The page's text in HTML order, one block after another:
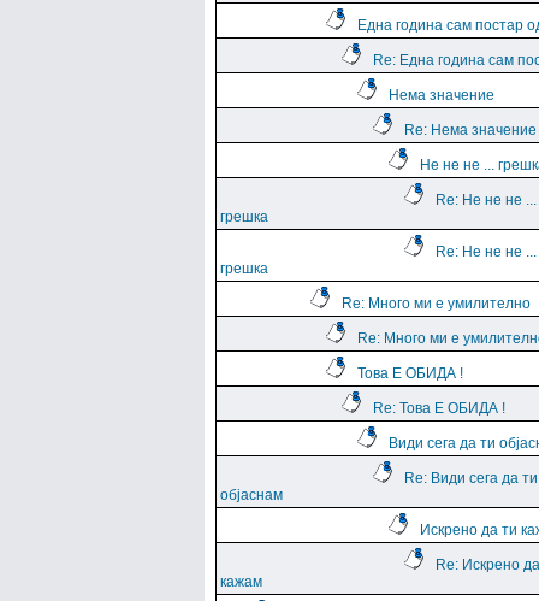
Една година сам постар
Re: Една година сам
Нема значение
Re: Нема значение
Не не не ...
Re: Не не не ...
грешка
Re: Не не не ...
грешка
Re: Много ми е умилително
Re: Много ми е
Това Е ОБИДА !
Re: Това Е ОБИДА !
Види сега да ти
Re: Види сега да ти
објаснам
Искрено да ти
Re: Искрено
кажам